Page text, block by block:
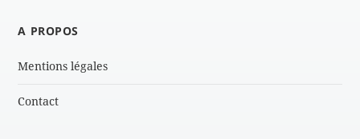
A PROPOS
Mentions légales
Contact